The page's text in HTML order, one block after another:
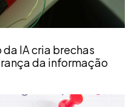
IA cria brechas
da informação